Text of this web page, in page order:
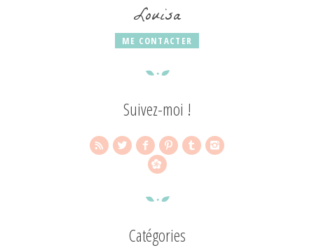
Louisa
ME CONTACTER
Suivez-moi !
Catégories